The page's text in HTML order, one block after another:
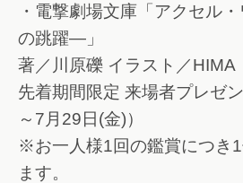
・電撃劇場文庫「アクセル
の跳躍―」
著／川原礫 イラスト／HIMA
先着期間限定 来場者プレゼ
～7月29日(金)）
※お一人様1回の鑑賞につき
ます。